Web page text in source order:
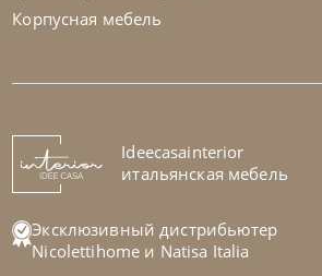
Стол обеденный Napoleon Wood
На заказ 45-90 дн
Корпусная мебель
Ideecasainterior
итальянская мебель
Эксклюзивный дистрибьютер
Nicolettihome и Natisa Italia